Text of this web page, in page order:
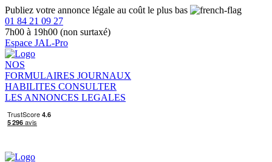
Publiez votre annonce légale au coût le plus bas
01 84 21 09 27
7h00 à 19h00 (non surtaxé)
Espace JAL-Pro
NOS
FORMULAIRES JOURNAUX
HABILITES CONSULTER
LES ANNONCES LEGALES